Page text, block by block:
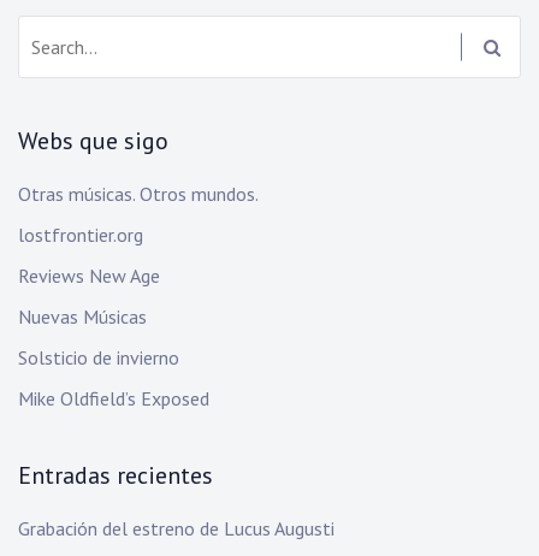
Webs que sigo
Otras músicas. Otros mundos.
lostfrontier.org
Reviews New Age
Nuevas Músicas
Solsticio de invierno
Mike Oldfield’s Exposed
Entradas recientes
Grabación del estreno de Lucus Augusti